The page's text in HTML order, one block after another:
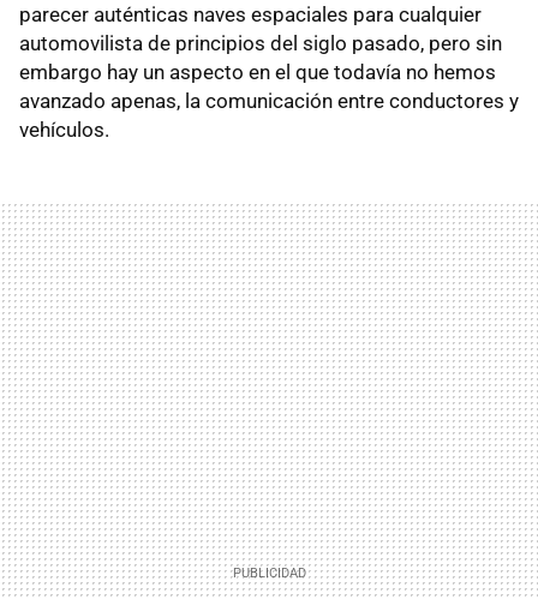
parecer auténticas naves espaciales para cualquier
automovilista de principios del siglo pasado, pero sin
embargo hay un aspecto en el que todavía no hemos
avanzado apenas, la comunicación entre conductores y
vehículos.